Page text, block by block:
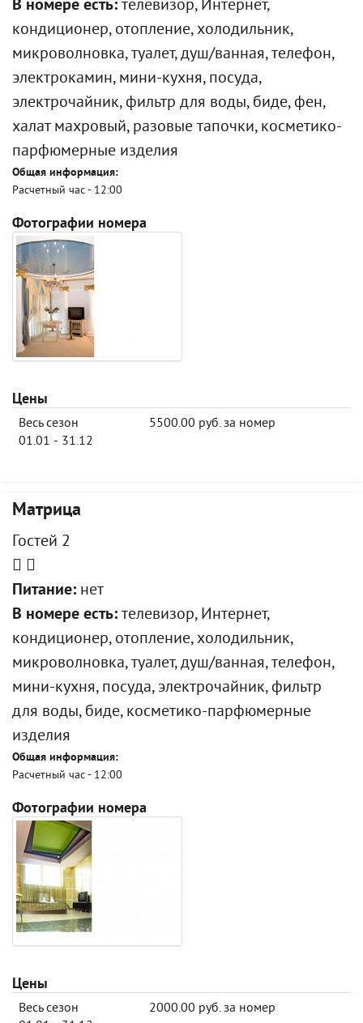
В номере есть: телевизор, Интернет,
кондиционер, отопление, холодильник,
микроволновка, туалет, душ/ванная, телефон,
электрокамин, мини-кухня, посуда,
электрочайник, фильтр для воды, биде, фен,
халат махровый, разовые тапочки, косметико-
парфюмерные изделия
Общая информация:
Расчетный час - 12:00
Фотографии номера
Цены
Весь сезон
01.01 - 31.12
5500.00 руб. за номер
Матрица
Гостей 2
Питание: нет
В номере есть: телевизор, Интернет,
кондиционер, отопление, холодильник,
микроволновка, туалет, душ/ванная, телефон,
мини-кухня, посуда, электрочайник, фильтр
для воды, биде, косметико-парфюмерные
изделия
Общая информация:
Расчетный час - 12:00
Фотографии номера
Цены
Весь сезон
2000.00 руб. за номер